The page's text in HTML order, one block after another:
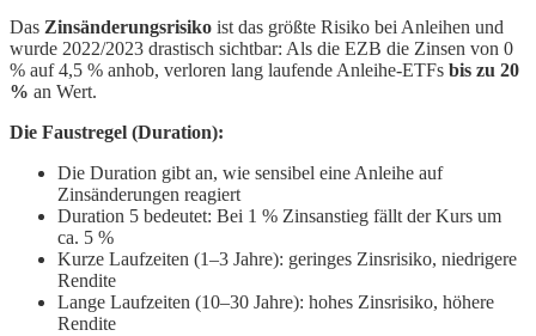
Das Zinsänderungsrisiko ist das größte Risiko bei Anleihen und
wurde 2022/2023 drastisch sichtbar: Als die EZB die Zinsen von 0
% auf 4,5 % anhob, verloren lang laufende Anleihe-ETFs bis zu 20
% an Wert.
Die Faustregel (Duration):
Die Duration gibt an, wie sensibel eine Anleihe auf
Zinsänderungen reagiert
Duration 5 bedeutet: Bei 1 % Zinsanstieg fällt der Kurs um
ca. 5 %
Kurze Laufzeiten (1–3 Jahre): geringes Zinsrisiko, niedrigere
Rendite
Lange Laufzeiten (10–30 Jahre): hohes Zinsrisiko, höhere
Rendite